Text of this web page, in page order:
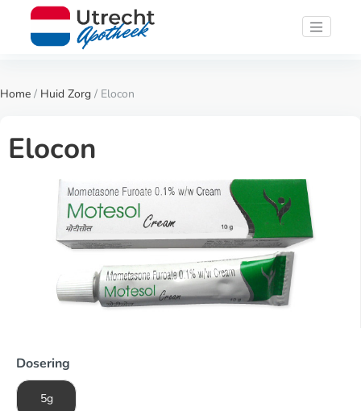
Home / Huid Zorg / Elocon
Elocon
Dosering
5g